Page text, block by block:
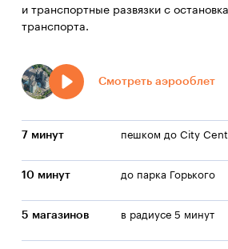
и транспортные развязки с
транспорта.
Смотреть аэрооблет
7 минут пешком до City
10 минут до парка Горького
5 магазинов в радиусе 5 минут